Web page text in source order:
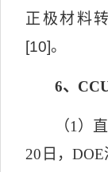
正极材料
[10]。
6、
（1 ）
20 日，DOE